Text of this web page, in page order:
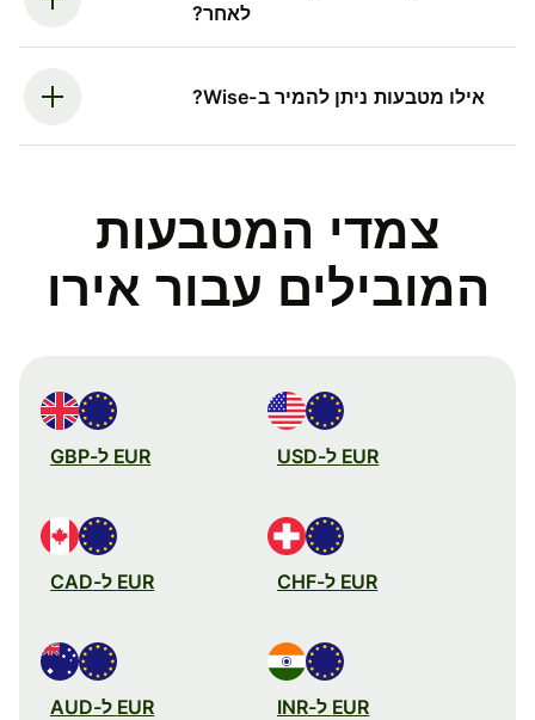
לאחר?
אילו מטבעות ניתן להמיר ב-Wise?
צמדי המטבעות
המובילים עבור אירו
EUR ל-USD EUR ל-GBP
EUR ל-CHF EUR ל-CAD
EUR ל-INR EUR ל-AUD